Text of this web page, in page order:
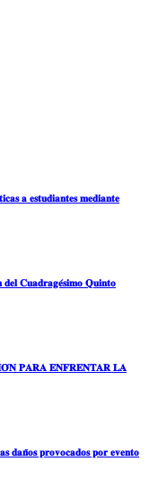
𝐚 𝐞𝐬𝐭𝐮𝐝𝐢𝐚𝐧𝐭𝐞𝐬 𝐦𝐞𝐝𝐢𝐚𝐧𝐭𝐞
𝐝𝐞𝐥 𝐂𝐮𝐚𝐝𝐫𝐚𝐠𝐞́𝐬𝐢𝐦𝐨 𝐐𝐮𝐢𝐧𝐭𝐨
𝐏𝐀𝐑𝐀 𝐄𝐍𝐅𝐑𝐄𝐍𝐓𝐀𝐑 𝐋𝐀
𝐝𝐚𝐧̃𝐨𝐬 𝐩𝐫𝐨𝐯𝐨𝐜𝐚𝐝𝐨𝐬 𝐩𝐨𝐫 𝐞𝐯𝐞𝐧𝐭𝐨